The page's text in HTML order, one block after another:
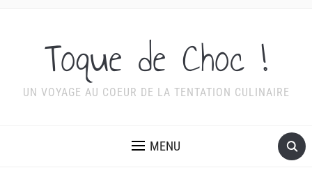
Toque de Choc !
UN VOYAGE AU COEUR DE LA TENTATION CULINAIRE
MENU